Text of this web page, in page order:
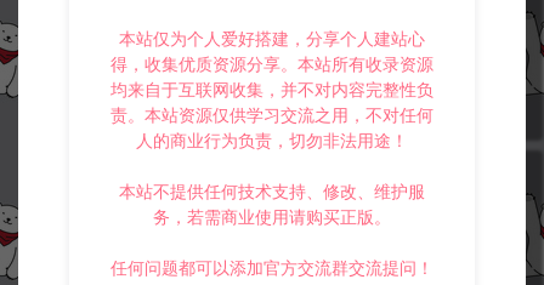
冷雨泽ღ 0
技术教程
冷雨泽ღ
本站仅为个人爱好搭建，分享个人建站心
得，收集优质资源分享。本站所有收录资源
均来自于互联网收集，并不对内容完整性负
责。本站资源仅供学习交流之用，不对任何
人的商业行为负责，切勿非法用途！
本站不提供任何技术支持、修改、维护服
务，若需商业使用请购买正版。
任何问题都可以添加官方交流群交流提问！